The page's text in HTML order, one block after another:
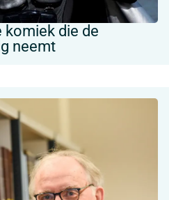
komiek die de
neemt